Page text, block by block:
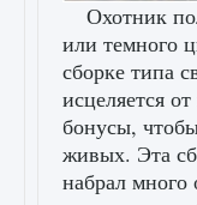
Охотник
или темного
сборке типа
исцеляется
бонусы,
живых. Эта
набрал много